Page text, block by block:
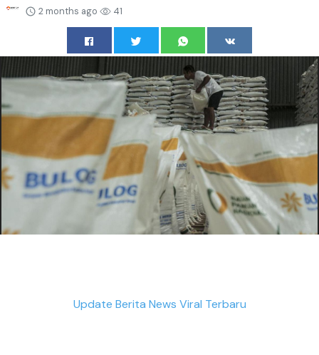
2 months ago 41
Update Berita News Viral Terbaru